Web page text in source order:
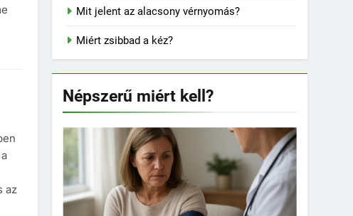
az
Mit jelent az alacsony vérnyomás?
Miért zsibbad a kéz?
Népszerű miért kell?